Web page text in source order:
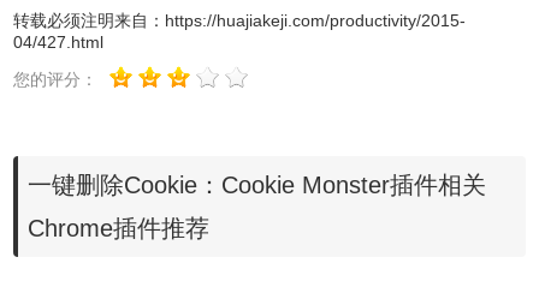
cookies那样一次性删除Chrome中所有的cookies，如果用户
需要清理Chrome中所有的cookies信息，建议用户使用
Chrome自带的cookies清理工具，可以直接Ctrl+Shift+Del键
信息，当用户下次浏览该网站的时候，需要用户重新登记。
转载必须注明来自： https://huajiakeji.com/productivity/2015-
04/427.html
您的评分：
一键删除Cookie：Cookie Monster插件相关
Chrome插件推荐